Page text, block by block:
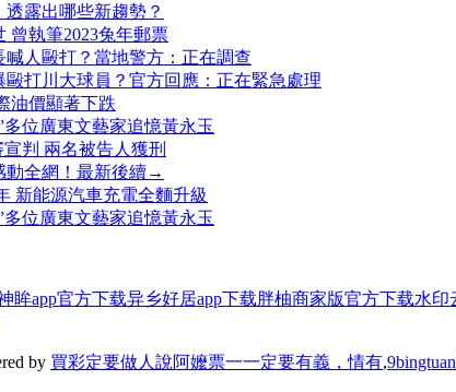
露出哪些新趨勢？
曾執筆2023兔年郵票
人毆打？當地警方：正在調查
毆打川大球員？官方回應：正在緊急處理
油價顯著下跌
位廣東文藝家追憶黃永玉
判 兩名被告人獲刑
動全網！最新後續→
新能源汽車充電全麵升級
位廣東文藝家追憶黃永玉
眸app官方下载异乡好居app下载 胖柚商家版官方下载水印
by 買彩定要做人說阿嬤票一一定要有義，情有,